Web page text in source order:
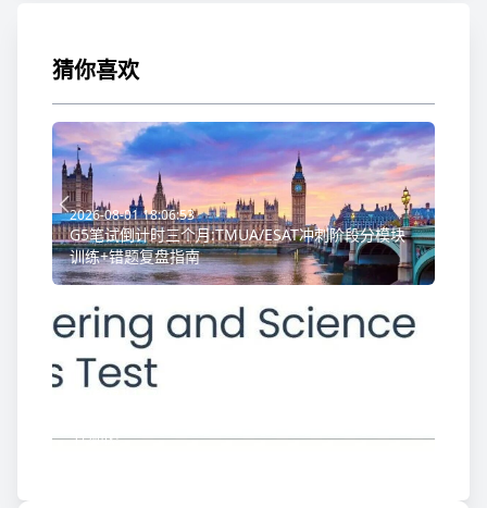
猜你喜欢
2026-08-01 18:06:53
G5笔试倒计时三个月:TMUA/ESAT冲刺阶段分模块
训练+错题复盘指南
书领取!